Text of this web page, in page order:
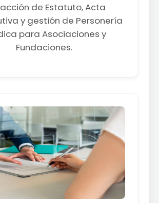
de Estatuto, Acta
y gestión de Personería
para Asociaciones y
Fundaciones.